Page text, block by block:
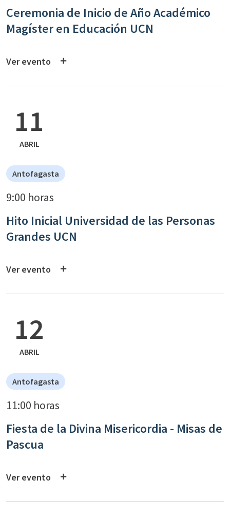
Ceremonia de Inicio de Año Académico
Magíster en Educación UCN
Ver evento
11
ABRIL
Antofagasta
9:00 horas
Hito Inicial Universidad de las Personas
Grandes UCN
Ver evento
12
ABRIL
Antofagasta
11:00 horas
Fiesta de la Divina Misericordia - Misas de
Pascua
Ver evento